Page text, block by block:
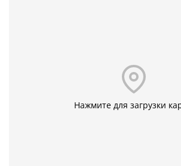
Нажмите для загрузки